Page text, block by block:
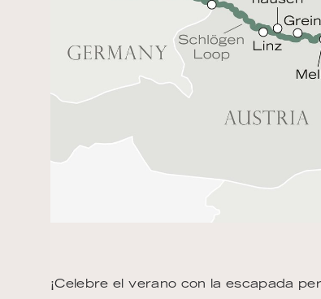
¡Celebre el verano con la escapada